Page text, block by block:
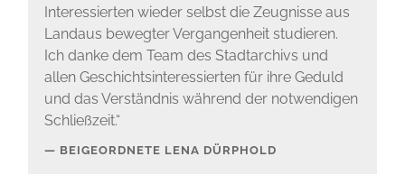
Interessierten wieder selbst die Zeugnisse aus
Landaus bewegter Vergangenheit studieren.
Ich danke dem Team des Stadtarchivs und
allen Geschichtsinteressierten für ihre Geduld
und das Verständnis während der notwendigen
Schließzeit.“
BEIGEORDNETE LENA DÜRPHOLD